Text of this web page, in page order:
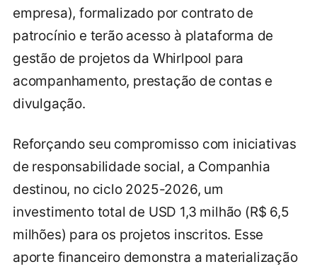
empresa), formalizado por contrato de
patrocínio e terão acesso à plataforma de
gestão de projetos da Whirlpool para
acompanhamento, prestação de contas e
divulgação.
Reforçando seu compromisso com iniciativas
de responsabilidade social, a Companhia
destinou, no ciclo 2025-2026, um
investimento total de USD 1,3 milhão (R$ 6,5
milhões) para os projetos inscritos. Esse
aporte financeiro demonstra a materialização